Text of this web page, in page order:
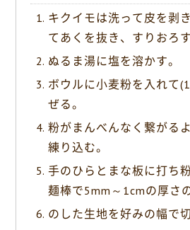
キクイモは洗って皮を剥
てあくを抜き、すりおろす
ぬるま湯に塩を溶かす。
ボウルに小麦粉を入れて
ぜる。
粉がまんべんなく繋がる
練り込む。
手のひらとまな板に打ち
麺棒で5mm～1cmの厚さ
のした生地を好みの幅で